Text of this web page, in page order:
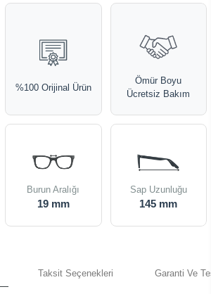
%100 Orijinal Ürün
Ömür Boyu
Ücretsiz Bakım
Burun Aralığı
19 mm
Sap Uzunluğu
145 mm
Taksit Seçenekleri Garanti Ve